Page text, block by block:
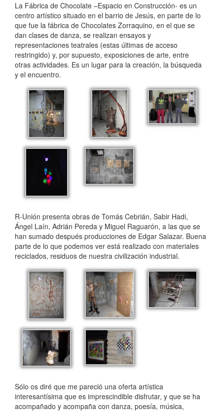
La Fábrica de Chocolate –Espacio en Construcción- es un
centro artístico situado en el barrio de Jesús, en parte de lo
que fue la fábrica de Chocolates Zorraquino, en el que se
dan clases de danza, se realizan ensayos y
representaciones teatrales (estas últimas de acceso
restringido) y, por supuesto, exposiciones de arte, entre
otras actividades. Es un lugar para la creación, la búsqueda
y el encuentro.
R-Unión presenta obras de Tomás Cebrián, Sabir Hadi,
Ángel Laín, Adrián Pereda y Miguel Raguarón, a las que se
han sumado después producciones de Edgar Salazar. Buena
parte de lo que podemos ver está realizado con materiales
reciclados, residuos de nuestra civilización industrial.
Sólo os diré que me pareció una oferta artística
interesantísima que es imprescindible disfrutar, y que se ha
acompañado y acompaña con danza, poesía, música,